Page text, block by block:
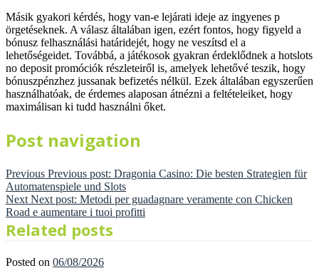
Másik gyakori kérdés, hogy van-e lejárati ideje az ingyenes p
örgetéseknek. A válasz általában igen, ezért fontos, hogy figyeld a
bónusz felhasználási határidejét, hogy ne veszítsd el a
lehetőségeidet. Továbbá, a játékosok gyakran érdeklődnek a hotslots
no deposit promóciók részleteiről is, amelyek lehetővé teszik, hogy
bónuszpénzhez jussanak befizetés nélkül. Ezek általában egyszerűen
használhatóak, de érdemes alaposan átnézni a feltételeiket, hogy
maximálisan ki tudd használni őket.
Post navigation
Previous Previous post: Dragonia Casino: Die besten Strategien für
Automatenspiele und Slots
Next Next post: Metodi per guadagnare veramente con Chicken
Road e aumentare i tuoi profitti
Related posts
Posted on 06/08/2026